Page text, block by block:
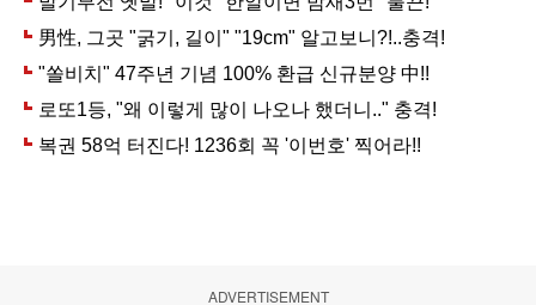
ADVERTISEMENT